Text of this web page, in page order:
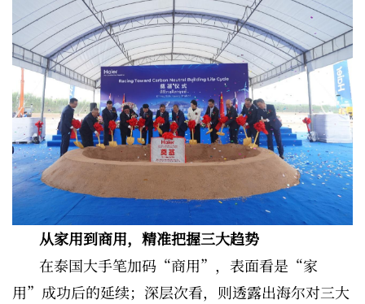
从家用到商用，精准把握三大趋势
在泰国大手笔加码“商用”，表面看是“家
用”成功后的延续；深层次看，则透露出海尔对三大